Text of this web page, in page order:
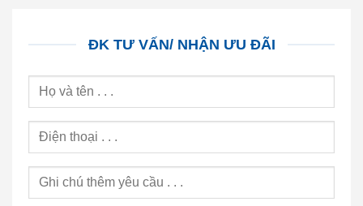
ĐK TƯ VẤN/ NHẬN ƯU ĐÃI